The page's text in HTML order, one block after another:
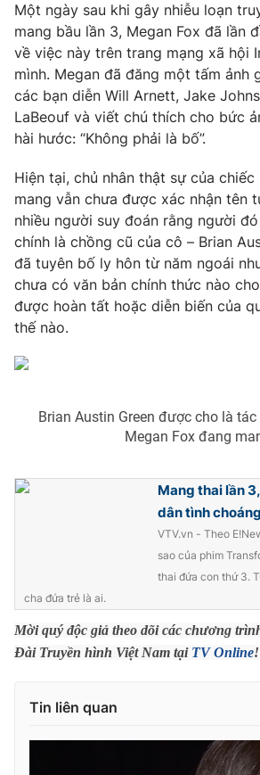
Hậu trường
Nhân vật
Khán giả
Giải sao mai
Điện ảnh
Âm nhạc
Sao
Đời sống
Du lịch
Làm đẹp
Giáo dục
Tuyển sinh
Học trực tuyến
Công nghệ
Hitech Công nghệ tương lai
Sản phẩm
Thị trường
Tư vấn
Giao lưu trực tuyến
Lịch phát sóng
Chuyên mục khác
Emagazine
VTV
Bất
Thị trường 24h Tấm
VTV4 Vươn
VTV9
English
Một ngày sau khi gây nhiễu loạn
mang bầu lần 3, Megan Fox đã lần
về việc này trên trang mạng xã hội
mình. Megan đã đăng một tấm ảnh
các bạn diễn Will Arnett, Jake
LaBeouf và viết chú thích cho bức
hài hước: “Không phải là bố”.
Hiện tại, chủ nhân thật sự của chiếc
mang vẫn chưa được xác nhận tên
nhiều người suy đoán rằng người
chính là chồng cũ của cô – Brian
đã tuyên bố ly hôn từ năm ngoái
chưa có văn bản chính thức nào
được hoàn tất hoặc diễn biến của
thế nào.
Brian Austin Green được cho là
Megan Fox đang
Mang thai lần
dân tình
VTV.vn - Theo
sao của phim
thai đứa con thứ 3.
cha đứa trẻ là ai.
Mời quý độc giả theo dõi các chương
Đài Truyền hình Việt Nam tại TV Online!
Tin liên quan